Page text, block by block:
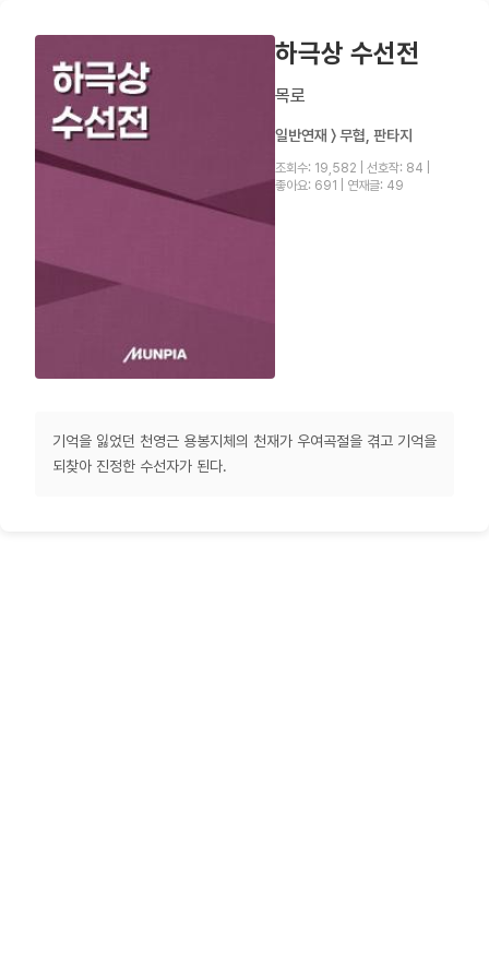
하극상 수선전
목로
일반연재 〉 무협, 판타지
조회수: 19,582 선호작: 84
좋아요: 691
연재글: 49
기억을 잃었던 천영근 용봉지체의 천재가 우여곡절을 겪고 기억을
되찾아 진정한 수선자가 된다.